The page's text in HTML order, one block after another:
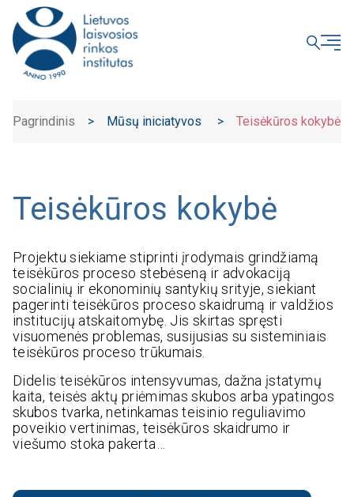
Pagrindinis > Mūsų iniciatyvos > Teisėkūros kokybė
Teisėkūros kokybė
Projektu siekiame stiprinti įrodymais grindžiamą
teisėkūros proceso stebėseną ir advokaciją
socialinių ir ekonominių santykių srityje, siekiant
pagerinti teisėkūros proceso skaidrumą ir valdžios
institucijų atskaitomybę. Jis skirtas spręsti
visuomenės problemas, susijusias su sisteminiais
teisėkūros proceso trūkumais.
Didelis teisėkūros intensyvumas, dažna įstatymų
kaita, teisės aktų priėmimas skubos arba ypatingos
skubos tvarka, netinkamas teisinio reguliavimo
poveikio vertinimas, teisėkūros skaidrumo ir
viešumo stoka pakerta…
UŽDARYTI